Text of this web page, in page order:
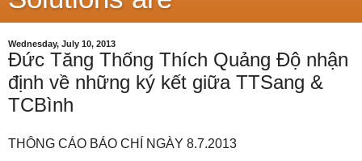
Wednesday, July 10, 2013
Đức Tăng Thống Thích Quảng Độ nhận
định về những ký kết giữa TTSang &
TCBình
THÔNG CÁO BÁO CHÍ NGÀY 8.7.2013